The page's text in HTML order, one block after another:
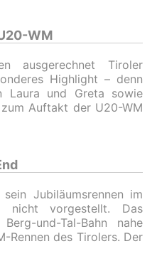
WM
ausgerechnet Tiroler
Highlight – denn
Laura und Greta sowie
Auftakt der U20-WM
Jubiläumsrennen im
nicht vorgestellt. Das
und-Tal-Bahn nahe
Rennen des Tirolers. Der